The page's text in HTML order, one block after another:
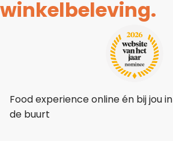
winkelbeleving.
Food experience online én bij jou in
de buurt